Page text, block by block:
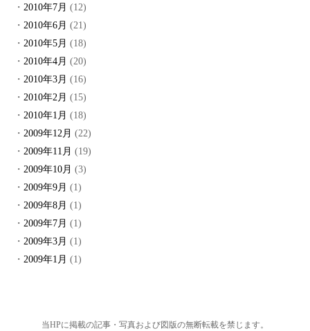
2010年7月 (12)
2010年6月 (21)
2010年5月 (18)
2010年4月 (20)
2010年3月 (16)
2010年2月 (15)
2010年1月 (18)
2009年12月 (22)
2009年11月 (19)
2009年10月 (3)
2009年9月 (1)
2009年8月 (1)
2009年7月 (1)
2009年3月 (1)
2009年1月 (1)
当HPに掲載の記事・写真および図版の無断転載を禁じます。